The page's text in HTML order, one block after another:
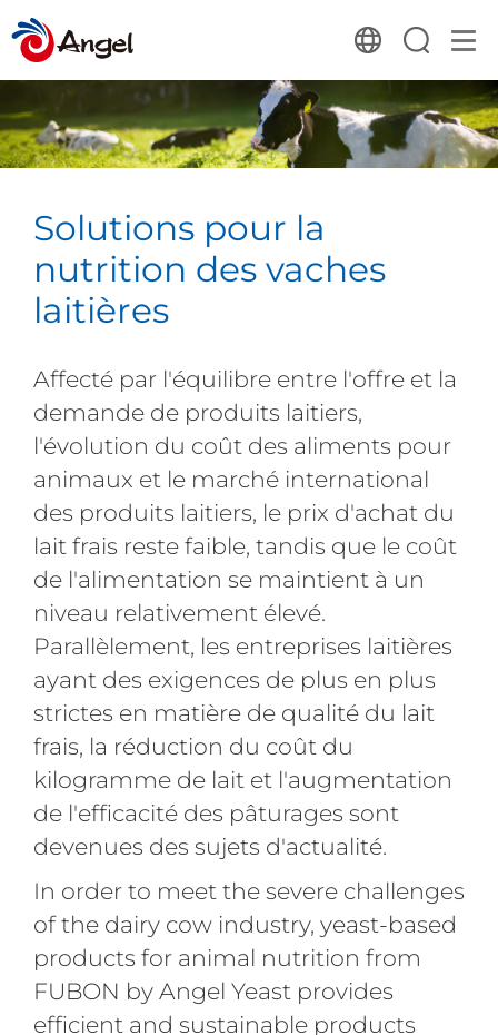
Solutions pour la
nutrition des vaches
laitières
Affecté par l'équilibre entre l'offre et la
demande de produits laitiers,
l'évolution du coût des aliments pour
animaux et le marché international
des produits laitiers, le prix d'achat du
lait frais reste faible, tandis que le coût
de l'alimentation se maintient à un
niveau relativement élevé.
Parallèlement, les entreprises laitières
ayant des exigences de plus en plus
strictes en matière de qualité du lait
frais, la réduction du coût du
kilogramme de lait et l'augmentation
de l'efficacité des pâturages sont
devenues des sujets d'actualité.
In order to meet the severe challenges
of the dairy cow industry, yeast-based
products for animal nutrition from
FUBON by Angel Yeast provides
efficient and sustainable products